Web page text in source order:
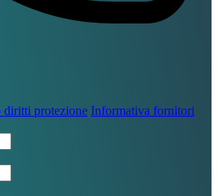
protezione Informativa fornitori